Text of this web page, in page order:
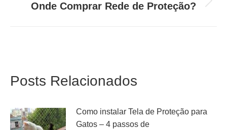
Próximo
Onde Comprar Rede de Proteção?
Posts Relacionados
Como instalar Tela de Proteção para
Gatos – 4 passos de